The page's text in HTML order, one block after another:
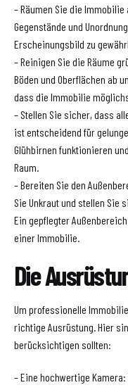
– Räumen Sie die
Gegenstände und
Erscheinungsbild zu
– Reinigen Sie die Räume
Böden und Oberflächen ab
dass die Immobilie
– Stellen Sie sicher, dass
ist entscheidend für
Glühbirnen funktionieren
Raum.
– Bereiten Sie den
Sie Unkraut und stellen Sie
Ein gepflegter
einer Immobilie.
Die
Um professionelle
richtige Ausrüstung. Hier
berücksichtigen sollten:
– Eine hochwertige Kamera: